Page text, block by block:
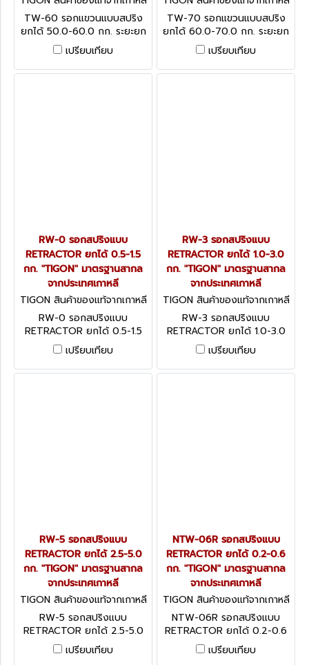
TW-60
TW-60 รอกแขวนแบบสปริง
ยกได้ 50.0-60.0 กก. ระยะยก
1.5 ม. "TIGON" มาตรฐานสากล
จากประเทศเกาหลี
เปรียบเทียบ
TW-70
TW-70 รอกแขวนแบบสปริง
ยกได้ 60.0-70.0 กก. ระยะยก
1.5 ม. "TIGON" มาตรฐานสากล
จากประเทศเกาหลี
เปรียบเทียบ
RW-0 รอกสปริงแบบ
RETRACTOR ยกได้ 0.5-1.5
กก. "TIGON" มาตรฐานสากล
จากประเทศเกาหลี
TIGON สินค้าของแท้จากเกาหลี
RW-0
RW-0 รอกสปริงแบบ
RETRACTOR ยกได้ 0.5-1.5
กก. "TIGON" มาตรฐานสากล
จากประเทศเกาหลี
เปรียบเทียบ
RW-3 รอกสปริงแบบ
RETRACTOR ยกได้ 1.0-3.0
กก. "TIGON" มาตรฐานสากล
จากประเทศเกาหลี
TIGON สินค้าของแท้จากเกาหลี
RW-3
RW-3 รอกสปริงแบบ
RETRACTOR ยกได้ 1.0-3.0
กก. "TIGON" มาตรฐานสากล
จากประเทศเกาหลี
เปรียบเทียบ
RW-5 รอกสปริงแบบ
RETRACTOR ยกได้ 2.5-5.0
กก. "TIGON" มาตรฐานสากล
จากประเทศเกาหลี
TIGON สินค้าของแท้จากเกาหลี
RW-5
RW-5 รอกสปริงแบบ
RETRACTOR ยกได้ 2.5-5.0
กก. "TIGON" มาตรฐานสากล
จากประเทศเกาหลี
เปรียบเทียบ
NTW-06R รอกสปริงแบบ
RETRACTOR ยกได้ 0.2-0.6
กก. "TIGON" มาตรฐานสากล
จากประเทศเกาหลี
TIGON สินค้าของแท้จากเกาหลี
NTW-06R
NTW-06R รอกสปริงแบบ
RETRACTOR ยกได้ 0.2-0.6
กก. "TIGON" มาตรฐานสากล
จากประเทศเกาหลี
เปรียบเทียบ